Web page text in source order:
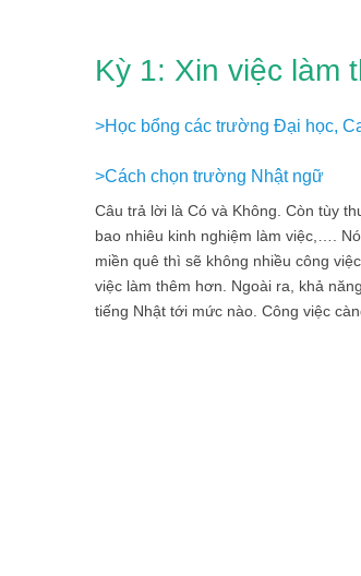
Kỳ 1: Xin việc làm
>Học bổng các trường Đại học,
>Cách chọn trường Nhật ngữ
Câu trả lời là Có và Không. Còn tùy
bao nhiêu kinh nghiệm làm việc,….
miền quê thì sẽ không nhiều công
việc làm thêm hơn. Ngoài ra, khả
tiếng Nhật tới mức nào. Công việc